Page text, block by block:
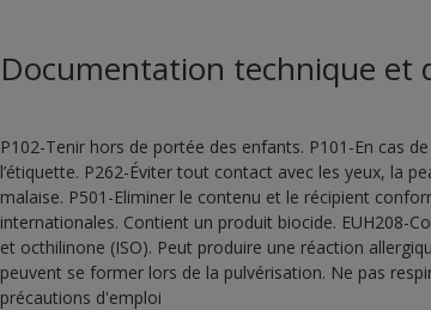
Documentation technique et
P102-Tenir hors de portée des enfants. P101-En cas
l’étiquette. P262-Éviter tout contact avec les yeux, la
malaise. P501-Eliminer le contenu et le récipient
internationales. Contient un produit biocide. EUH208-
et octhilinone (ISO). Peut produire une réaction
peuvent se former lors de la pulvérisation. Ne pas
précautions d'emploi